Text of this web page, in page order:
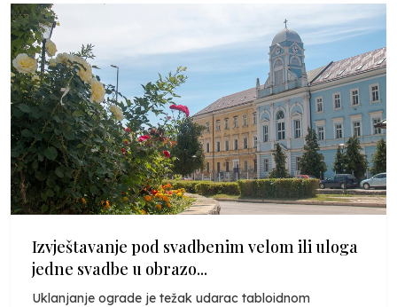
Izvještavanje pod svadbenim velom ili uloga
jedne svadbe u obrazo...
Uklanjanje ograde je težak udarac tabloidnom